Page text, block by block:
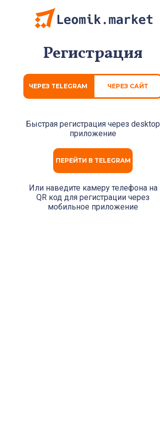
Регистрация
ЧЕРЕЗ TELEGRAM ЧЕРЕЗ САЙТ
Быстрая регистрация через desktop
приложение
ПЕРЕЙТИ В TELEGRAM
Или наведите камеру телефона на
QR код для регистрации через
мобильное приложение